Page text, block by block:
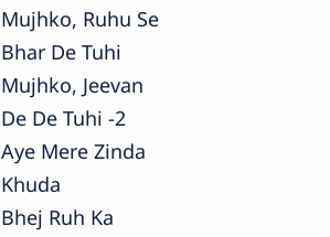
Mujhko, Ruhu Se
Bhar De Tuhi
Mujhko, Jeevan
De De Tuhi -2
Aye Mere Zinda
Khuda
Bhej Ruh Ka